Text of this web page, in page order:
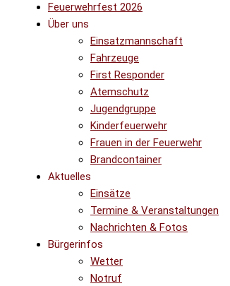
Feuerwehrfest 2026
Über uns
Einsatzmannschaft
Fahrzeuge
First Responder
Atemschutz
Jugendgruppe
Kinderfeuerwehr
Frauen in der Feuerwehr
Brandcontainer
Aktuelles
Einsätze
Termine & Veranstaltungen
Nachrichten & Fotos
Bürgerinfos
Wetter
Notruf